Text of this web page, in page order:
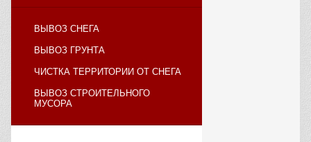
ВЫВОЗ СНЕГА
ВЫВОЗ ГРУНТА
ЧИСТКА ТЕРРИТОРИИ ОТ СНЕГА
ВЫВОЗ СТРОИТЕЛЬНОГО
МУСОРА